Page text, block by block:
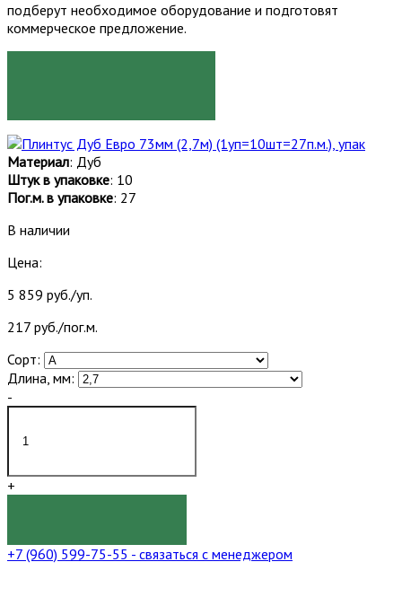
подберут необходимое оборудование и подготовят
коммерческое предложение.
Материал: Дуб
Штук в упаковке: 10
Пог.м. в упаковке: 27
В наличии
Цена:
5 859 руб./уп.
217 руб./пог.м.
Сорт:
Длина, мм:
-
+
+7 (960) 599-75-55 - связаться с менеджером